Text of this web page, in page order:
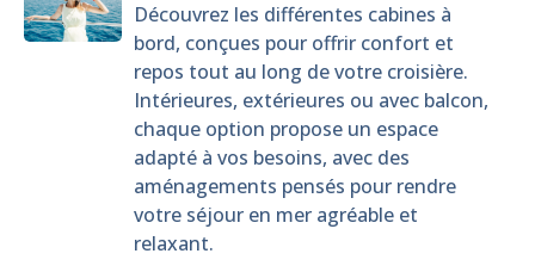
Découvrez les différentes cabines à
bord, conçues pour offrir confort et
repos tout au long de votre croisière.
Intérieures, extérieures ou avec balcon,
chaque option propose un espace
adapté à vos besoins, avec des
aménagements pensés pour rendre
votre séjour en mer agréable et
relaxant.